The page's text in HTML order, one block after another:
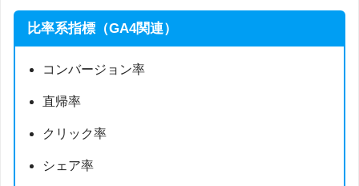
比率系指標（GA4関連）
コンバージョン率
直帰率
クリック率
シェア率